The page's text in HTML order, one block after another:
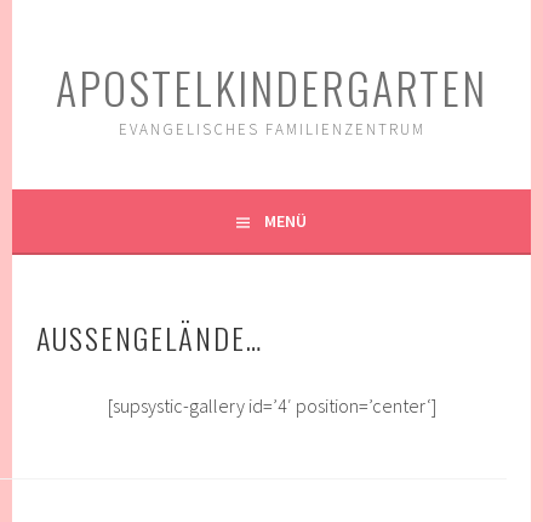
APOSTELKINDERGARTEN
EVANGELISCHES FAMILIENZENTRUM
MENÜ
AUSSENGELÄNDE…
[supsystic-gallery id=’4′ position=’center‘]